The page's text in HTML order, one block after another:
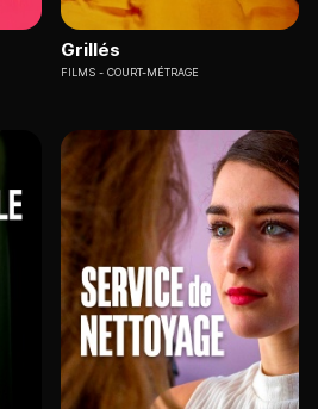
Grillés
FILMS COURT-MÉTRAGE